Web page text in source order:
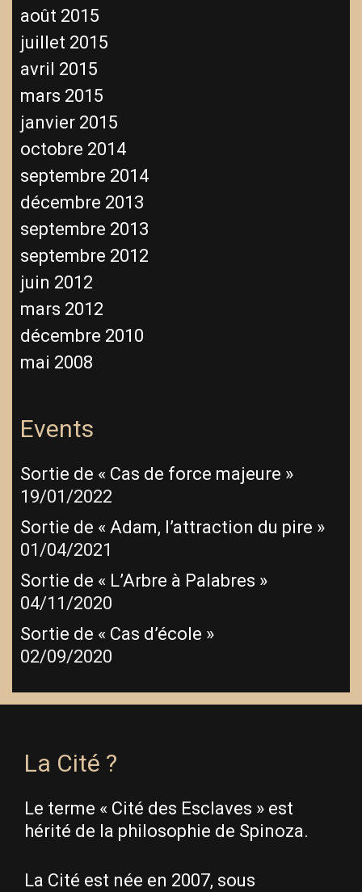
août 2015
juillet 2015
avril 2015
mars 2015
janvier 2015
octobre 2014
septembre 2014
décembre 2013
septembre 2013
septembre 2012
juin 2012
mars 2012
décembre 2010
mai 2008
Events
Sortie de « Cas de force majeure »
19/01/2022
Sortie de « Adam, l’attraction du pire »
01/04/2021
Sortie de « L’Arbre à Palabres »
04/11/2020
Sortie de « Cas d’école »
02/09/2020
La Cité ?
Le terme « Cité des Esclaves » est
hérité de la philosophie de Spinoza.
La Cité est née en 2007, sous